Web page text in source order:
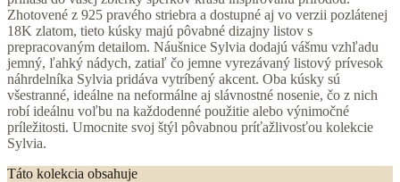
Zhotovené z 925 pravého striebra a dostupné aj vo verzii pozlátenej
18K zlatom, tieto kúsky majú pôvabné dizajny listov s
prepracovaným detailom. Náušnice Sylvia dodajú vášmu vzhľadu
jemný, ľahký nádych, zatiaľ čo jemne vyrezávaný listový prívesok
náhrdelníka Sylvia pridáva vytríbený akcent. Oba kúsky sú
všestranné, ideálne na neformálne aj slávnostné nosenie, čo z nich
robí ideálnu voľbu na každodenné použitie alebo výnimočné
príležitosti. Umocnite svoj štýl pôvabnou príťažlivosťou kolekcie
Sylvia.
Táto kolekcia obsahuje